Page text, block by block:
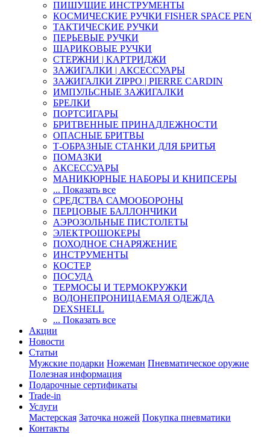
ПИШУЩИЕ ИНСТРУМЕНТЫ
КОСМИЧЕСКИЕ РУЧКИ FISHER SPACE PEN
ТАКТИЧЕСКИЕ РУЧКИ
ПЕРЬЕВЫЕ РУЧКИ
ШАРИКОВЫЕ РУЧКИ
СТЕРЖНИ | КАРТРИДЖИ
ЗАЖИГАЛКИ | АКСЕССУАРЫ
ЗАЖИГАЛКИ ZIPPO | PIERRE CARDIN
ИМПУЛЬСНЫЕ ЗАЖИГАЛКИ
БРЕЛКИ
ПОРТСИГАРЫ
БРИТВЕННЫЕ ПРИНАДЛЕЖНОСТИ
ОПАСНЫЕ БРИТВЫ
Т-ОБРАЗНЫЕ СТАНКИ ДЛЯ БРИТЬЯ
ПОМАЗКИ
АКСЕССУАРЫ
МАНИКЮРНЫЕ НАБОРЫ И КНИПСЕРЫ
... Показать все
СРЕДСТВА САМООБОРОНЫ
ПЕРЦОВЫЕ БАЛЛОНЧИКИ
АЭРОЗОЛЬНЫЕ ПИСТОЛЕТЫ
ЭЛЕКТРОШОКЕРЫ
ПОХОДНОЕ СНАРЯЖЕНИЕ
ИНСТРУМЕНТЫ
КОСТЕР
ПОСУДА
ТЕРМОСЫ И ТЕРМОКРУЖКИ
ВОДОНЕПРОНИЦАЕМАЯ ОДЕЖДА
DEXSHELL
... Показать все
Акции
Новости
Статьи
Мужские подарки Ножеман Пневматическое оружие
Полезная информация
Подарочные сертификаты
Trade-in
Услуги
Мастерская Заточка ножей Покупка пневматики
Контакты